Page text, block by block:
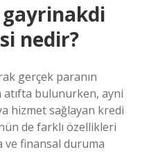
gayrinakdi
nedir?
gerçek paranın
atıfta bulunurken, ayni
hizmet sağlayan kredi
de farklı özellikleri
ve finansal duruma